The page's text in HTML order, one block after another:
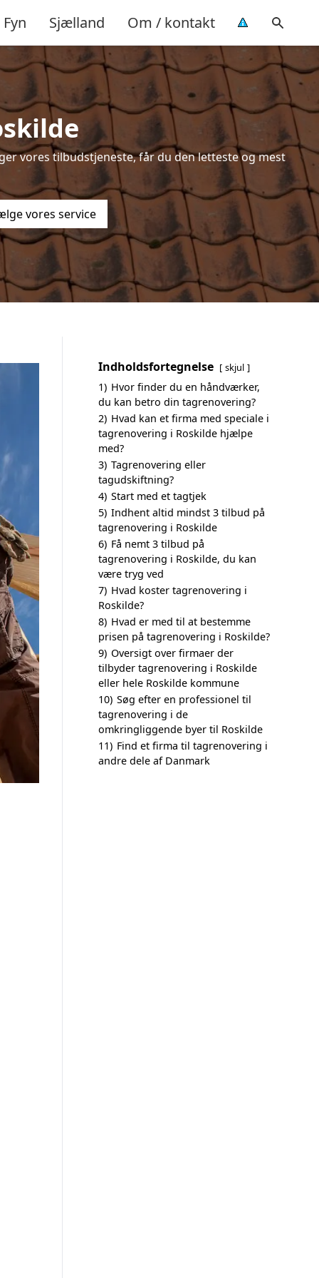
Fyn Sjælland Om / kontakt
vores tilbudstjeneste, får du den letteste og mest
vores service
Indholdsfortegnelse skjul
1) Hvor finder du en håndværker,
du kan betro din tagrenovering?
2) Hvad kan et firma med speciale i
tagrenovering i Roskilde hjælpe
med?
3) Tagrenovering eller
tagudskiftning?
4) Start med et tagtjek
5) Indhent altid mindst 3 tilbud på
tagrenovering i Roskilde
6) Få nemt 3 tilbud på
tagrenovering i Roskilde, du kan
være tryg ved
7) Hvad koster tagrenovering i
Roskilde?
8) Hvad er med til at bestemme
prisen på tagrenovering i Roskilde?
9) Oversigt over firmaer der
tilbyder tagrenovering i Roskilde
eller hele Roskilde kommune
10) Søg efter en professionel til
tagrenovering i de
omkringliggende byer til Roskilde
11) Find et firma til tagrenovering i
andre dele af Danmark